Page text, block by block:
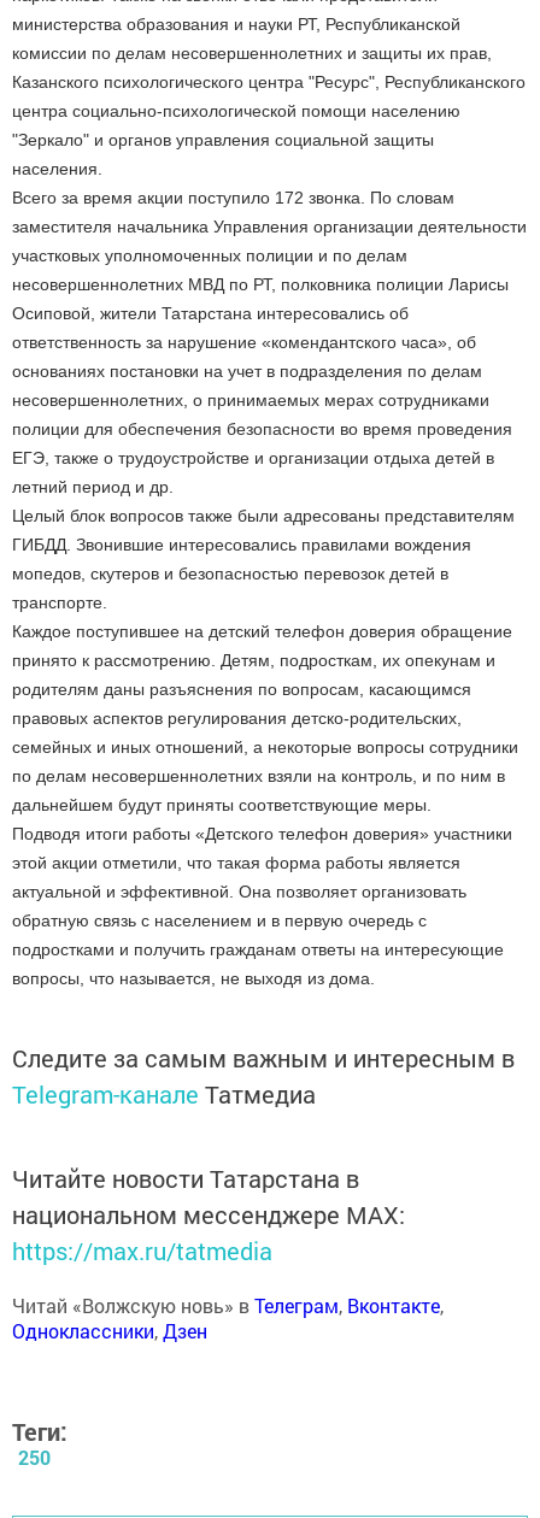
министерства образования и науки РТ, Республиканской
комиссии по делам несовершеннолетних и защиты их прав,
Казанского психологического центра "Ресурс", Республиканского
центра социально-психологической помощи населению
"Зеркало" и органов управления социальной защиты
населения.
Всего за время акции поступило 172 звонка. По словам
заместителя начальника Управления организации деятельности
участковых уполномоченных полиции и по делам
несовершеннолетних МВД по РТ, полковника полиции Ларисы
Осиповой, жители Татарстана интересовались об
ответственность за нарушение «комендантского часа», об
основаниях постановки на учет в подразделения по делам
несовершеннолетних, о принимаемых мерах сотрудниками
полиции для обеспечения безопасности во время проведения
ЕГЭ, также о трудоустройстве и организации отдыха детей в
летний период и др.
Целый блок вопросов также были адресованы представителям
ГИБДД. Звонившие интересовались правилами вождения
мопедов, скутеров и безопасностью перевозок детей в
транспорте.
Каждое поступившее на детский телефон доверия обращение
принято к рассмотрению. Детям, подросткам, их опекунам и
родителям даны разъяснения по вопросам, касающимся
правовых аспектов регулирования детско-родительских,
семейных и иных отношений, а некоторые вопросы сотрудники
по делам несовершеннолетних взяли на контроль, и по ним в
дальнейшем будут приняты соответствующие меры.
Подводя итоги работы «Детского телефон доверия» участники
этой акции отметили, что такая форма работы является
актуальной и эффективной. Она позволяет организовать
обратную связь с населением и в первую очередь с
подростками и получить гражданам ответы на интересующие
вопросы, что называется, не выходя из дома.
Следите за самым важным и интересным в
Telegram-канале Татмедиа
Читайте новости Татарстана в
национальном мессенджере MАХ:
https://max.ru/tatmedia
Читай «Волжскую новь» вТелеграм, Вконтакте,
Одноклассники,Дзен
Теги:
250